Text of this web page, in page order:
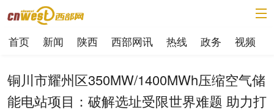
首页 新闻 陕西 西部网讯 热线 政务 视频
铜川市耀州区350MW/1400MWh压缩空气储
能电站项目：破解选址受限世界难题 助力打